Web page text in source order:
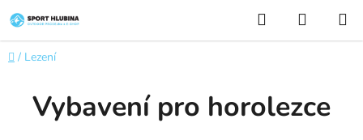
na
obsah
Hledat
KOŠÍK
Domů
/ Lezení
Vybavení pro horolezce